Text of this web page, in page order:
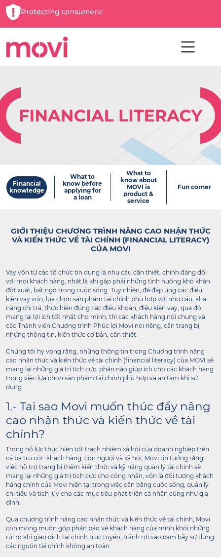
Protecting consumers!
Financial
knowledge
What to
know before
applying for
a loan
What to
know about
MOVI is
product &
service
Fun corner
GIỚI THIỆU CHƯƠNG TRÌNH NÂNG CAO NHẬN THỨC
VÀ KIẾN THỨC VỀ TÀI CHÍNH (FINANCIAL LITERACY)
CỦA MOVI
Vay vốn từ các tổ chức tín dụng là nhu cầu cần thiết, chính đáng đối
với mọi khách hàng, nhất là khi gặp phải những tình huống khó khăn
đột xuất, bất ngờ trong cuộc sống. Tuy nhiên, để đáp ứng các điều
kiện vay vốn, lựa chọn sản phẩm tài chính phù hợp với nhu cầu, khả
năng chi trả, thực hiện đúng các điều khoản, điều kiện vay, qua đó
mang lại lợi ích tốt nhất cho mình, thì các khách hàng nói chung và
các Thành viên Chương trình Phúc lợi Movi nói riêng, cần trang bị
những thông tin, kiến thức cơ bản, cần thiết.
Chúng tôi hy vọng rằng, những thông tin trong Chương trình nâng
cao nhận thức và kiến thức về tài chính (financial literacy) của MOVI sẽ
mang lại những giá trị tích cực, phần nào giúp ích cho các khách hàng
trong việc lựa chọn sản phẩm tài chính phù hợp và an tâm khi sử
dụng.
1.- Tại sao Movi muốn thúc đẩy nâng
cao nhận thức và kiến thức về tài
chính?
Trong nỗ lực thực hiện tốt trách nhiệm xã hội của doanh nghiệp trên
cả ba trụ cột: khách hàng, con người và xã hội, Movi tin tưởng rằng
việc hỗ trợ trang bị thêm kiến thức và kỹ năng quản lý tài chính sẽ
mang lại những giá trị tích cực cho công nhân, vốn là đối tượng khách
hàng chính của Movi hiện tại trong việc cân bằng cuộc sống, quản lý
chi tiêu và tích lũy cho các mục tiêu phát triển cá nhân cũng như gia
đình.
Qua chương trình nâng cao nhận thức và kiến thức về tài chính, Movi
còn mong muốn góp phần bảo vệ khách hàng của mình khỏi những
rủi ro khi giao dịch tài chính trực tuyến, tránh rơi vào cạm bẫy sử dụng
các nguồn tài chính không an toàn.